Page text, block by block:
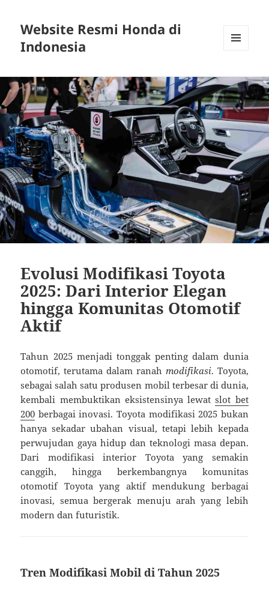
Website Resmi Honda di
Indonesia
WIDGET
Evolusi Modifikasi Toyota
2025: Dari Interior Elegan
hingga Komunitas Otomotif
Aktif
Tahun 2025 menjadi tonggak penting dalam dunia
otomotif, terutama dalam ranah modifikasi. Toyota,
sebagai salah satu produsen mobil terbesar di dunia,
kembali membuktikan eksistensinya lewatslot bet
200 berbagai inovasi. Toyota modifikasi 2025 bukan
hanya sekadar ubahan visual, tetapi lebih kepada
perwujudan gaya hidup dan teknologi masa depan.
Dari modifikasi interior Toyota yang semakin
canggih, hingga berkembangnya komunitas
otomotif Toyota yang aktif mendukung berbagai
inovasi, semua bergerak menuju arah yang lebih
modern dan futuristik.
Tren Modifikasi Mobil di Tahun 2025